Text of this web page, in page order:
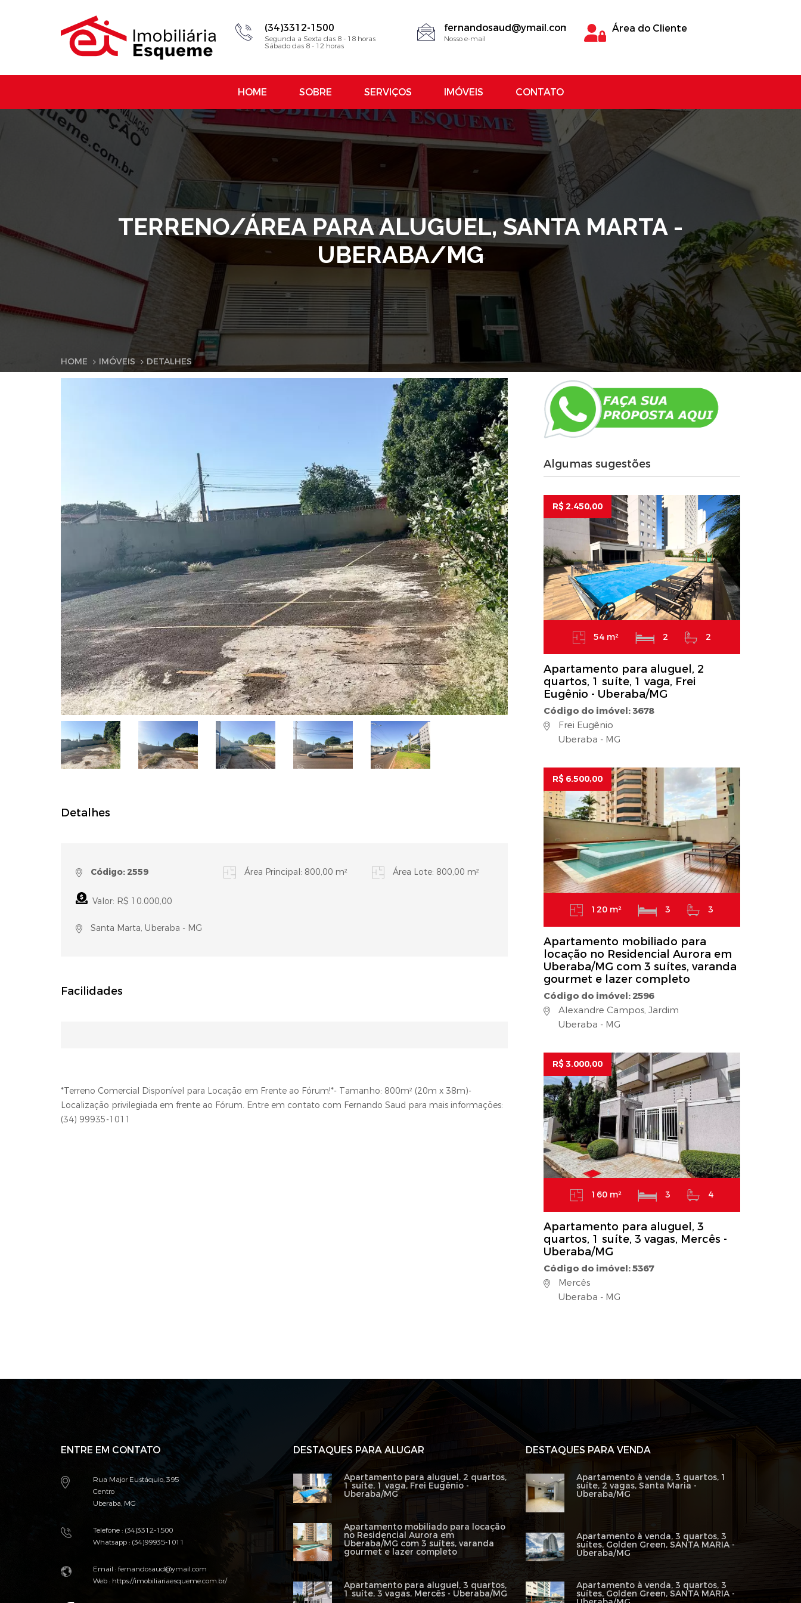
(34)3312-1500
Segunda a Sexta das 8 - 18 horas
Sábado das 8 - 12 horas
fernandosaud@ymail.com
Nosso e-mail
Área do Cliente
HOME SOBRE SERVIÇOS IMÓVEIS CONTATO
TERRENO/ÁREA PARA ALUGUEL, SANTA MARTA -
UBERABA/MG
HOME IMÓVEIS DETALHES
Detalhes
Código: 2559 Área Principal: 800,00 m² Área Lote: 800,00 m²
Valor: R$ 10.000,00
Santa Marta, Uberaba - MG
Facilidades
*Terreno Comercial Disponível para Locação em Frente ao Fórum!*- Tamanho: 800m² (20m x 38m)-
Localização privilegiada em frente ao Fórum. Entre em contato com Fernando Saud para mais informações:
(34) 99935-1011
Algumas sugestões
R$ 2.450,00
54 m² 2 2
Apartamento para aluguel, 2
quartos, 1 suíte, 1 vaga, Frei
Eugênio - Uberaba/MG
Código do imóvel: 3678
Frei Eugênio
Uberaba - MG
R$ 6.500,00
120 m² 3 3
Apartamento mobiliado para
locação no Residencial Aurora em
Uberaba/MG com 3 suítes, varanda
gourmet e lazer completo
Código do imóvel: 2596
Alexandre Campos, Jardim
Uberaba - MG
R$ 3.000,00
160 m² 3 4
Apartamento para aluguel, 3
quartos, 1 suíte, 3 vagas, Mercês -
Uberaba/MG
Código do imóvel: 5367
Mercês
Uberaba - MG
ENTRE EM CONTATO
Rua Major Eustáquio, 395
Centro
Uberaba, MG
Telefone : (34)3312-1500
Whatsapp : (34)99935-1011
Email : fernandosaud@ymail.com
Web : https://imobiliariaesqueme.com.br/
DESTAQUES PARA ALUGAR
Apartamento para aluguel, 2 quartos,
1 suíte, 1 vaga, Frei Eugênio -
Uberaba/MG
Apartamento mobiliado para locação
no Residencial Aurora em
Uberaba/MG com 3 suítes, varanda
gourmet e lazer completo
Apartamento para aluguel, 3 quartos,
1 suíte, 3 vagas, Mercês - Uberaba/MG
DESTAQUES PARA VENDA
Apartamento à venda, 3 quartos, 1
suíte, 2 vagas, Santa Maria -
Uberaba/MG
Apartamento à venda, 3 quartos, 3
suítes, Golden Green, SANTA MARIA -
Uberaba/MG
Apartamento à venda, 3 quartos, 3
suítes, Golden Green, SANTA MARIA -